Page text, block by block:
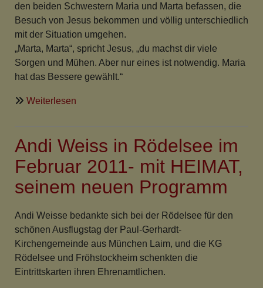
den beiden Schwestern Maria und Marta befassen, die
Besuch von Jesus bekommen und völlig unterschiedlich
mit der Situation umgehen.
„Marta, Marta“, spricht Jesus, „du machst dir viele
Sorgen und Mühen. Aber nur eines ist notwendig. Maria
hat das Bessere gewählt.“
Weiterlesen
ist
Andi Weiss in Rödelsee im
Februar 2011- mit HEIMAT,
seinem neuen Programm
Andi Weisse bedankte sich bei der Rödelsee für den
schönen Ausflugstag der Paul-Gerhardt-
Kirchengemeinde aus München Laim, und die KG
Rödelsee und Fröhstockheim schenkten die
Eintrittskarten ihren Ehrenamtlichen.